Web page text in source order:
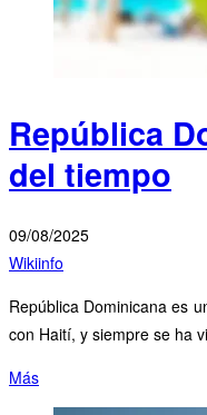
República
del tiempo
09/08/2025
Wikiinfo
República Dominicana es
con Haití, y siempre se ha
Más